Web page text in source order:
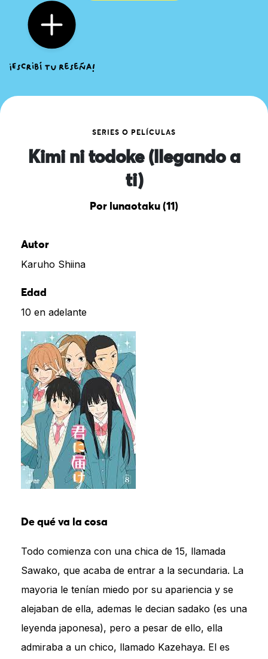
SERIES O PELÍCULAS
Kimi ni todoke (llegando a
ti)
Por lunaotaku (11)
Autor
Karuho Shiina
Edad
10 en adelante
De qué va la cosa
Todo comienza con una chica de 15, llamada
Sawako, que acaba de entrar a la secundaria. La
mayoria le tenían miedo por su apariencia y se
alejaban de ella, ademas le decian sadako (es una
leyenda japonesa), pero a pesar de ello, ella
admiraba a un chico, llamado Kazehaya. El es